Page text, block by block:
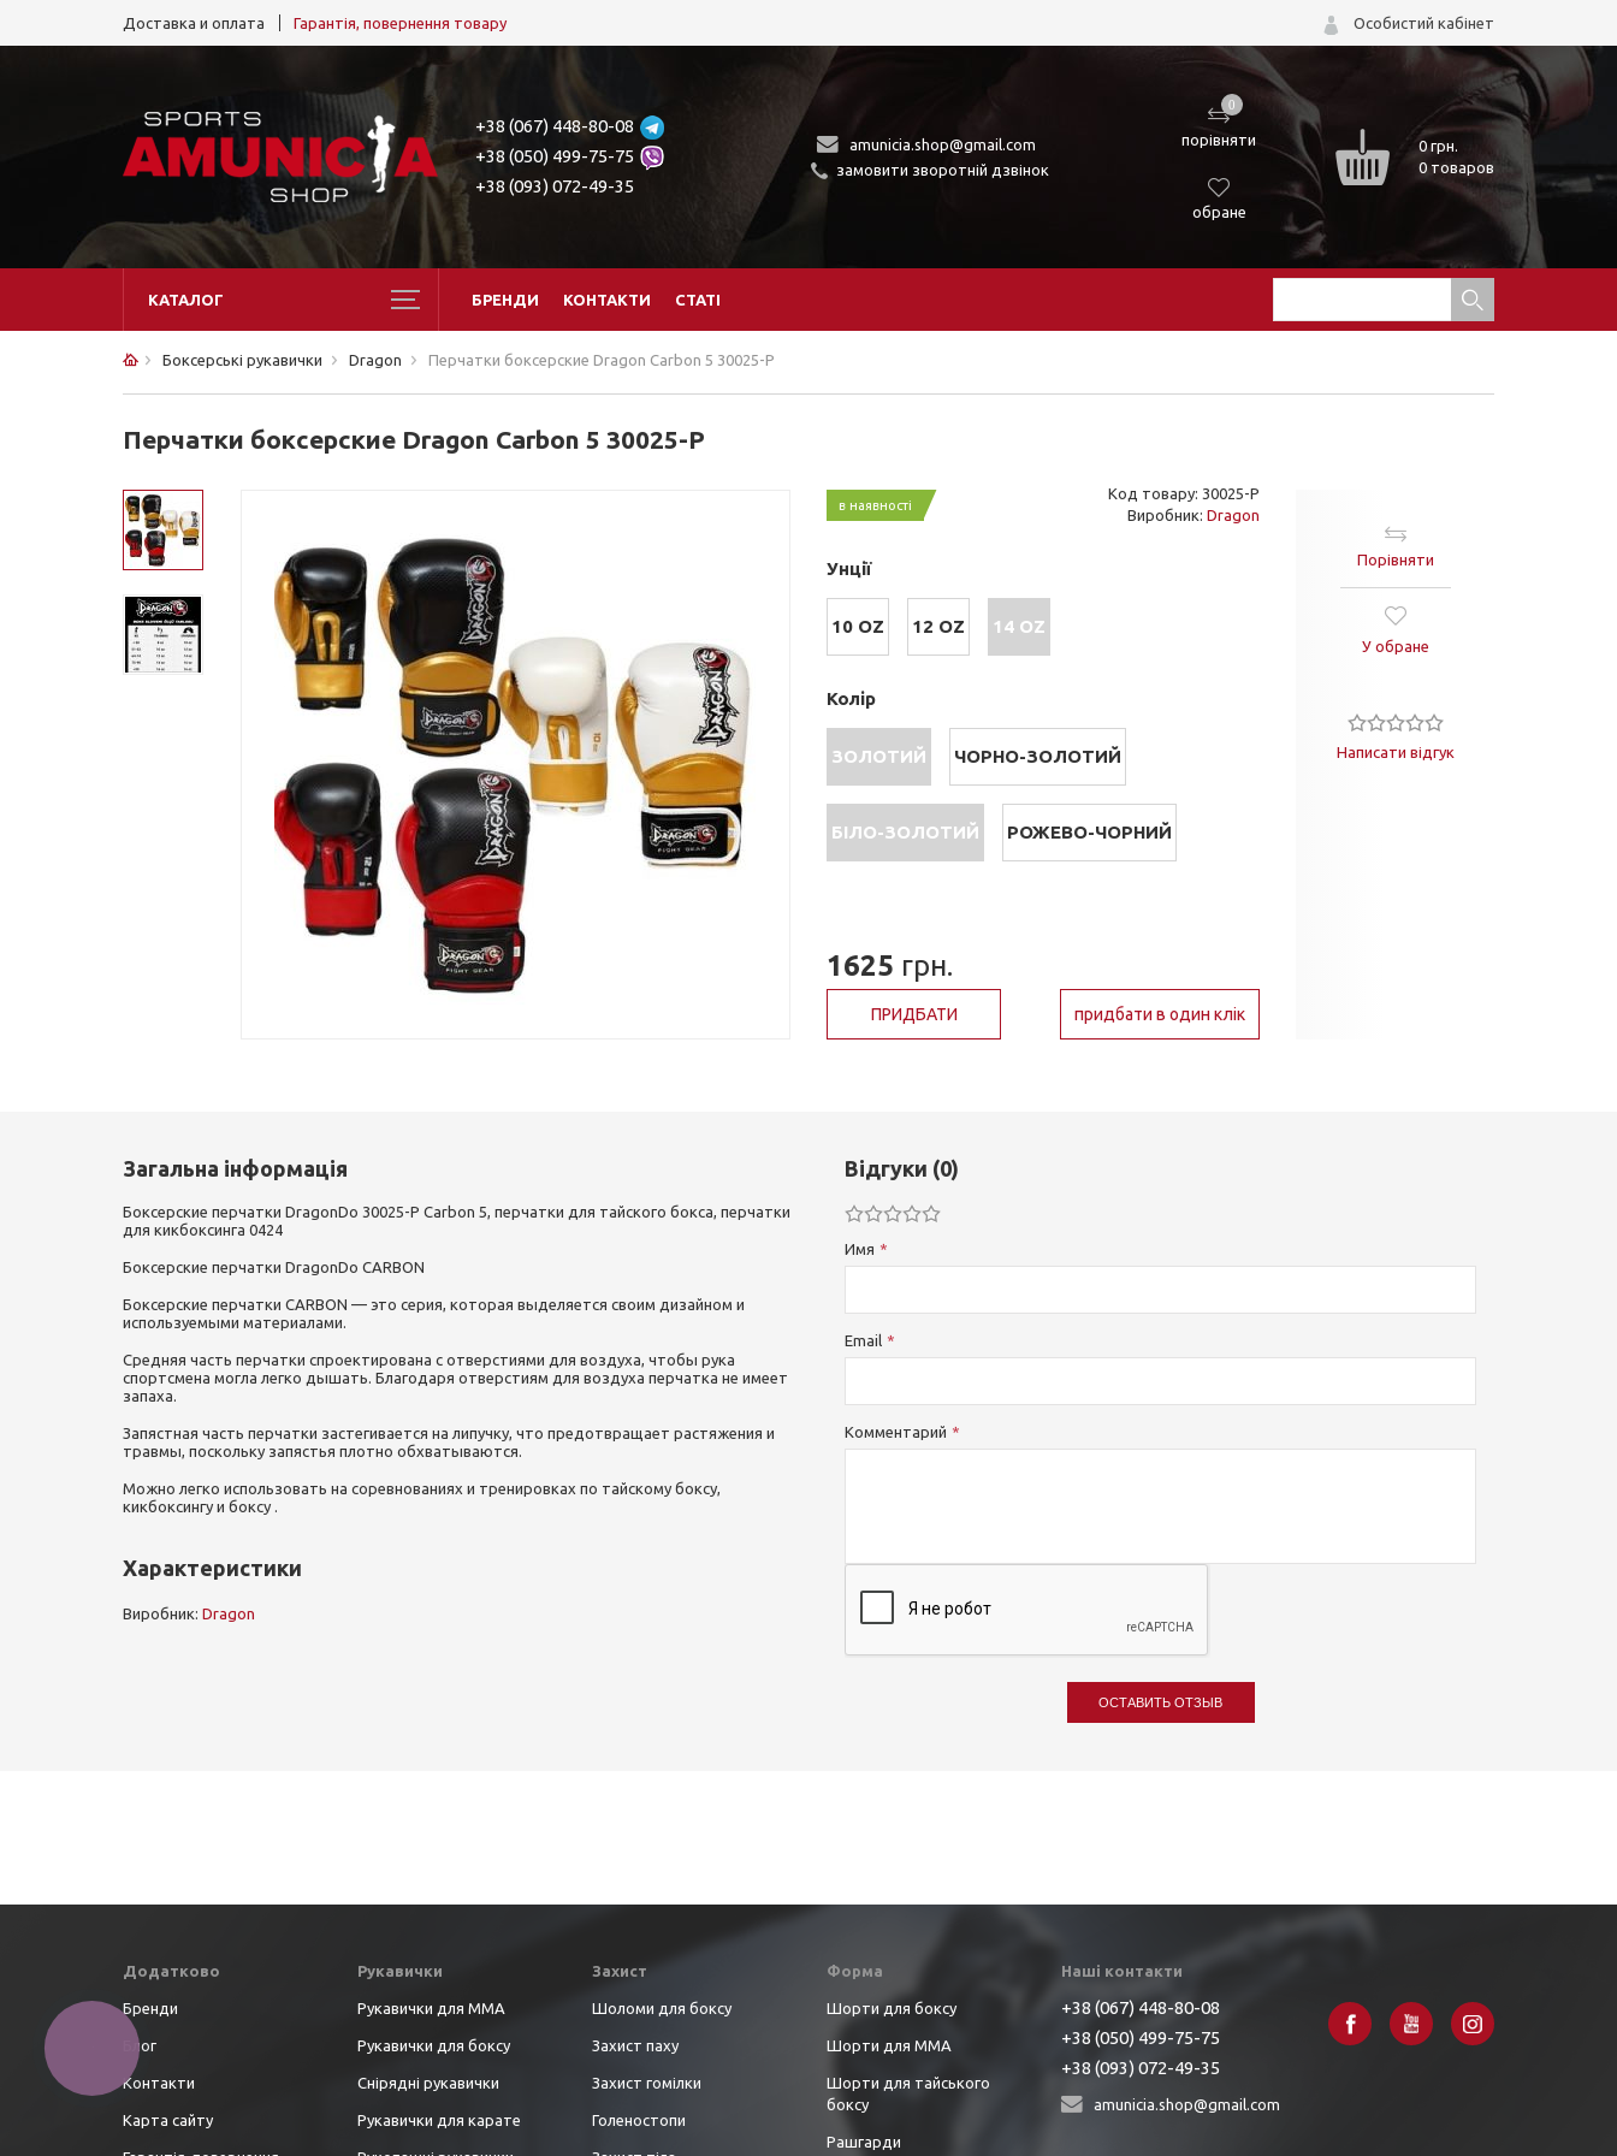
Доставка и оплата Гарантія, повернення товару Особистий кабінет
+38 (067) 448-80-08
+38 (050) 499-75-75
+38 (093) 072-49-35
amunicia.shop@gmail.com
замовити зворотній дзвінок
0
порівняти
обране
0грн.
0 товаров
КАТАЛОГ БРЕНДИ КОНТАКТИ СТАТІ
Боксерські рукавички Dragon Перчатки боксерские Dragon Carbon 5 30025-P
Перчатки боксерские Dragon Carbon 5 30025-P
в наявності
Код товару: 30025-P
Виробник: Dragon
Унції
10 OZ 12 OZ 14 OZ
Колір
ЗОЛОТИЙ ЧОРНО-ЗОЛОТИЙ
БІЛО-ЗОЛОТИЙ РОЖЕВО-ЧОРНИЙ
1625 грн.
ПРИДБАТИ придбати в один клік
Порівняти
У обране
Написати відгук
Загальна інформація
Боксерские перчатки DragonDo 30025-P Carbon 5, перчатки для тайского бокса, перчатки
для кикбоксинга 0424
Боксерские перчатки DragonDo CARBON
Боксерские перчатки CARBON — это серия, которая выделяется своим дизайном и
используемыми материалами.
Средняя часть перчатки спроектирована с отверстиями для воздуха, чтобы рука
спортсмена могла легко дышать. Благодаря отверстиям для воздуха перчатка не имеет
запаха.
Запястная часть перчатки застегивается на липучку, что предотвращает растяжения и
травмы, поскольку запястья плотно обхватываются.
Можно легко использовать на соревнованиях и тренировках по тайскому боксу,
кикбоксингу и боксу .
Характеристики
Виробник: Dragon
Відгуки (0)
Имя
Email
Комментарий
ОСТАВИТЬ ОТЗЫВ
Додатково
Бренди
Блог
Контакти
Карта сайту
Рукавички
Рукавички для ММА
Рукавички для боксу
Снірядні рукавички
Рукавички для карате
Захист
Шоломи для боксу
Захист паху
Захист гомілки
Голеностопи
Форма
Шорти для боксу
Шорти для ММА
Шорти для тайського
боксу
Рашгарди
Наші контакти
+38 (067) 448-80-08
+38 (050) 499-75-75
+38 (093) 072-49-35
amunicia.shop@gmail.com